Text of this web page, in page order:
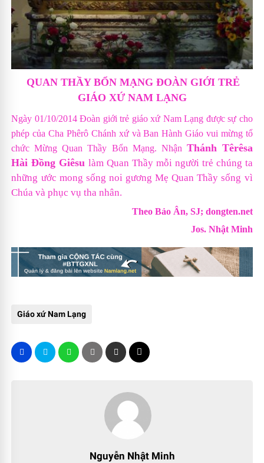
QUAN THẦY BỔN MẠNG ĐOÀN GIỚI TRẺ
GIÁO XỨ NAM LẠNG
Ngày 01/10/2014 Đoàn giới trẻ giáo xứ Nam Lạng được sự cho
phép của Cha Phêrô Chánh xứ và Ban Hành Giáo vui mừng tổ
chức Mừng Quan Thầy Bổn Mạng. Nhận Thánh Têrêsa
Hài Đồng Giêsulàm Quan Thầy mỗi người trẻ chúng ta
những ước mong sống noi gương Mẹ Quan Thầy sống vì
Chúa và phục vụ tha nhân.
Theo Bảo Ân, SJ; dongten.net
Jos. Nhật Minh
Giáo xứ Nam Lạng
Nguyễn Nhật Minh